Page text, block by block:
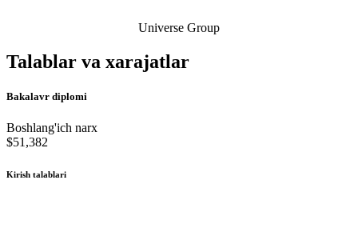
Universe Group
Talablar va xarajatlar
Bakalavr diplomi
Boshlang'ich narx
$51,382
Kirish talablari